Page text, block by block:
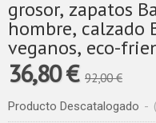
grosor, zapatos
hombre, calzado
veganos, eco-
36,80 € 92,00 €
Producto Descatalogado -